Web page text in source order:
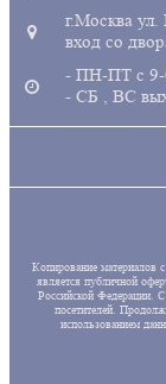
г.Москва
вход со
- ПН-ПТ с 9-
- СБ , ВС
Копирование материалов
является публичной
Российской Федерации.
посетителей.
использованием